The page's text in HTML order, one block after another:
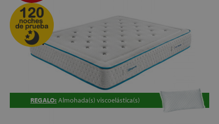
REGALO: Almohada(s) viscoelástica(s)